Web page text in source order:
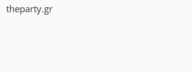
theparty.gr